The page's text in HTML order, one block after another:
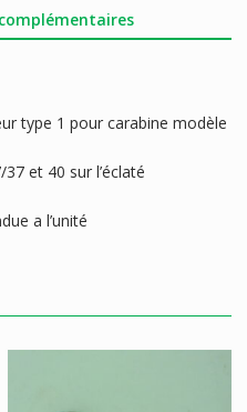
type 1 pour carabine modèle
et 40 sur l’éclaté
a l’unité